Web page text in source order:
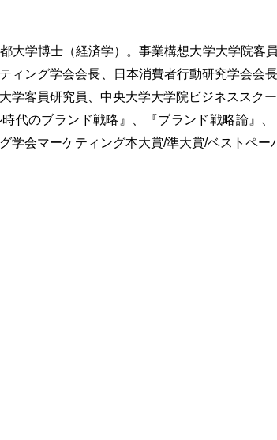
大学博士（経済学）。事業構想大学大学院
ィング学会会長、日本消費者行動研究学会会
学客員研究員、中央大学大学院ビジネススク
代のブランド戦略』、『ブランド戦略論』
学会マーケティング本大賞/準大賞/ベストペ